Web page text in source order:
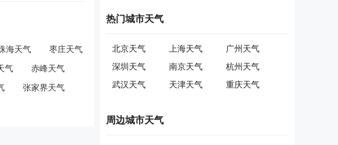
海天气 枣庄天气
气 赤峰天气
张家界天气
热门城市天气
北京天气 上海天气
广州天气
深圳天气
南京天气
杭州天气
武汉天气
天津天气 重庆天气
周边城市天气